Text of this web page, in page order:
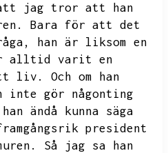
jag tror att han
Bara för att det
han är liksom en
alltid varit en
liv.
Och om han
inte gör någonting
ändå kunna säga
president
Så jag sa han